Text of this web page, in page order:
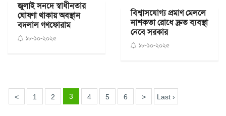
জুলাই সনদে স্বাধীনতার
ঘোষণা থাকায় অবস্থান
বদলাল গণফোরাম
১৮-১০-২০২৫
বিশ্বাসযোগ্য প্রমাণ মেললে
নাশকতা রোধে দ্রুত ব্যবস্থা
নেবে সরকার
১৮-১০-২০২৫
< 1 2 3 4 5 6 > Last ›